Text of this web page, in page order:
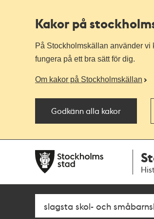
Kakor på
På Stockholmskällan använder vi
fungera på ett bra sätt för dig.
Om kakor på Stockholmskällan
Godkänn alla kakor
navigationen
huvudinnehållet
Sök